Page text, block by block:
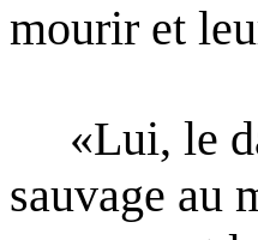
mourir et
«Lui, le
sauvage au